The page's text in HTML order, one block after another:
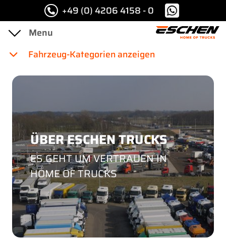
+49 (0) 4206 4158 - 0
Fahrzeug-Kategorien anzeigen
ÜBER ESCHEN TRUCKS
ES GEHT UM VERTRAUEN IN
HOME OF TRUCKS